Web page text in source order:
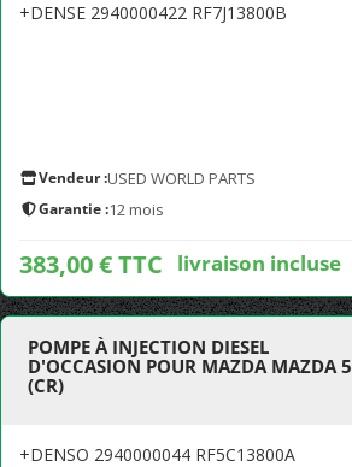
+DENSE 2940000422 RF7J13800B
Vendeur :USED WORLD PARTS
Garantie :12 mois
383,00 € TTC livraison incluse
POMPE À INJECTION DIESEL
D'OCCASION POUR MAZDA MAZDA 5
(CR)
+DENSO 2940000044 RF5C13800A